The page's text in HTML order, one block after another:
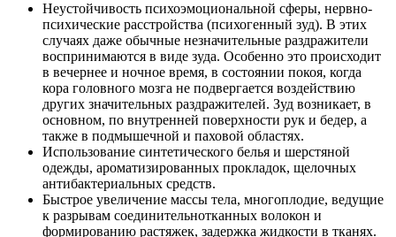
Неустойчивость психоэмоциональной сферы, нервно-
психические расстройства (психогенный зуд). В этих
случаях даже обычные незначительные раздражители
воспринимаются в виде зуда. Особенно это происходит
в вечернее и ночное время, в состоянии покоя, когда
кора головного мозга не подвергается воздействию
других значительных раздражителей. Зуд возникает, в
основном, по внутренней поверхности рук и бедер, а
также в подмышечной и паховой областях.
Использование синтетического белья и шерстяной
одежды, ароматизированных прокладок, щелочных
антибактериальных средств.
Быстрое увеличение массы тела, многоплодие, ведущие
к разрывам соединительнотканных волокон и
формированию растяжек, задержка жидкости в тканях.